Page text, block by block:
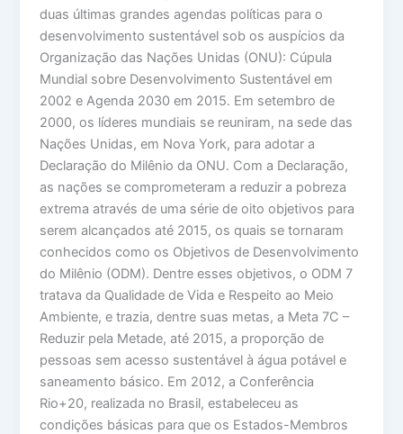
duas últimas grandes agendas políticas para o
desenvolvimento sustentável sob os auspícios da
Organização das Nações Unidas (ONU): Cúpula
Mundial sobre Desenvolvimento Sustentável em
2002 e Agenda 2030 em 2015. Em setembro de
2000, os líderes mundiais se reuniram, na sede das
Nações Unidas, em Nova York, para adotar a
Declaração do Milênio da ONU. Com a Declaração,
as nações se comprometeram a reduzir a pobreza
extrema através de uma série de oito objetivos para
serem alcançados até 2015, os quais se tornaram
conhecidos como os Objetivos de Desenvolvimento
do Milênio (ODM). Dentre esses objetivos, o ODM 7
tratava da Qualidade de Vida e Respeito ao Meio
Ambiente, e trazia, dentre suas metas, a Meta 7C –
Reduzir pela Metade, até 2015, a proporção de
pessoas sem acesso sustentável à água potável e
saneamento básico. Em 2012, a Conferência
Rio+20, realizada no Brasil, estabeleceu as
condições básicas para que os Estados-Membros